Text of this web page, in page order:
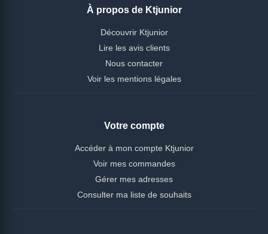
À propos de Ktjunior
Découvrir Ktjunior
Lire les avis clients
Nous contacter
Voir les mentions légales
Votre compte
Accéder à mon compte Ktjunior
Voir mes commandes
Gérer mes adresses
Consulter ma liste de souhaits